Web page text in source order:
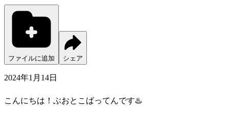
ファイルに追加 シェア
2024年1月14日
こんにちは！ぶおとこばってんです♨️